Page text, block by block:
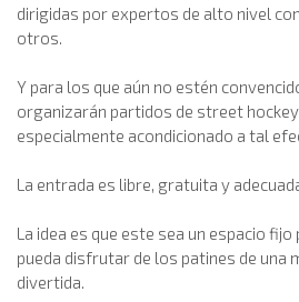
dirigidas por expertos de alto nivel
otros.
Y para los que aún no estén
organizarán partidos de street
especialmente acondicionado a tal
La entrada es libre, gratuita y
La idea es que este sea un espacio fijo
pueda disfrutar de los patines de una
divertida.